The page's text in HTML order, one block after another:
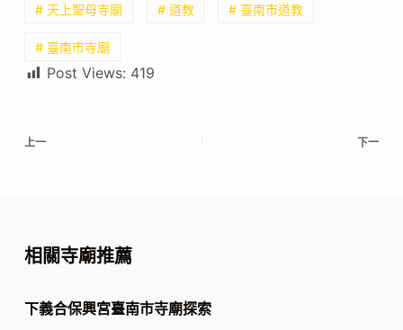
# 天上聖母寺廟 # 道教 # 臺南市道教
# 臺南市寺廟
Post Views: 419
上一 下一
相關寺廟推薦
下義合保興宮臺南市寺廟探索